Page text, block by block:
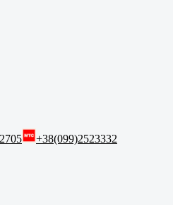
+38(099)2523332